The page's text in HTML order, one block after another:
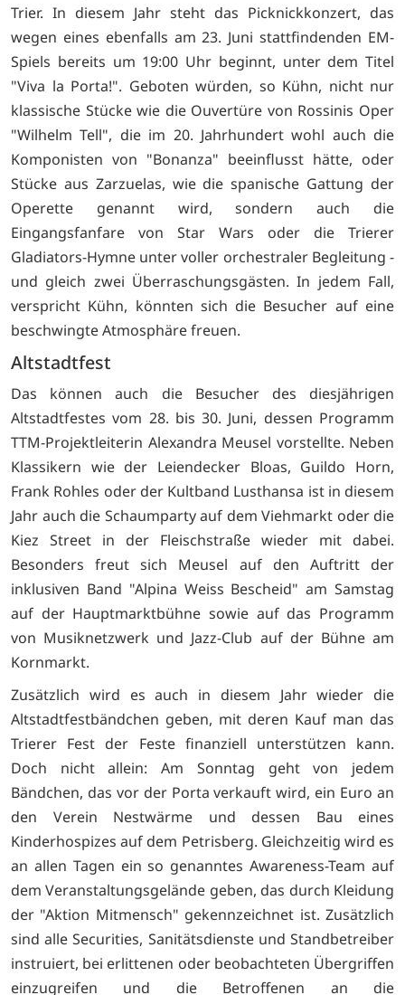
Trier. In diesem Jahr steht das Picknickkonzert, das
wegen eines ebenfalls am 23. Juni stattfindenden EM-
Spiels bereits um 19:00 Uhr beginnt, unter dem Titel
"Viva la Porta!". Geboten würden, so Kühn, nicht nur
klassische Stücke wie die Ouvertüre von Rossinis Oper
"Wilhelm Tell", die im 20. Jahrhundert wohl auch die
Komponisten von "Bonanza" beeinflusst hätte, oder
Stücke aus Zarzuelas, wie die spanische Gattung der
Operette genannt wird, sondern auch die
Eingangsfanfare von Star Wars oder die Trierer
Gladiators-Hymne unter voller orchestraler Begleitung -
und gleich zwei Überraschungsgästen. In jedem Fall,
verspricht Kühn, könnten sich die Besucher auf eine
beschwingte Atmosphäre freuen.
Altstadtfest
Das können auch die Besucher des diesjährigen
Altstadtfestes vom 28. bis 30. Juni, dessen Programm
TTM-Projektleiterin Alexandra Meusel vorstellte. Neben
Klassikern wie der Leiendecker Bloas, Guildo Horn,
Frank Rohles oder der Kultband Lusthansa ist in diesem
Jahr auch die Schaumparty auf dem Viehmarkt oder die
Kiez Street in der Fleischstraße wieder mit dabei.
Besonders freut sich Meusel auf den Auftritt der
inklusiven Band "Alpina Weiss Bescheid" am Samstag
auf der Hauptmarktbühne sowie auf das Programm
von Musiknetzwerk und Jazz-Club auf der Bühne am
Kornmarkt.
Zusätzlich wird es auch in diesem Jahr wieder die
Altstadtfestbändchen geben, mit deren Kauf man das
Trierer Fest der Feste finanziell unterstützen kann.
Doch nicht allein: Am Sonntag geht von jedem
Bändchen, das vor der Porta verkauft wird, ein Euro an
den Verein Nestwärme und dessen Bau eines
Kinderhospizes auf dem Petrisberg. Gleichzeitig wird es
an allen Tagen ein so genanntes Awareness-Team auf
dem Veranstaltungsgelände geben, das durch Kleidung
der "Aktion Mitmensch" gekennzeichnet ist. Zusätzlich
sind alle Securities, Sanitätsdienste und Standbetreiber
instruiert, bei erlittenen oder beobachteten Übergriffen
einzugreifen und die Betroffenen an die